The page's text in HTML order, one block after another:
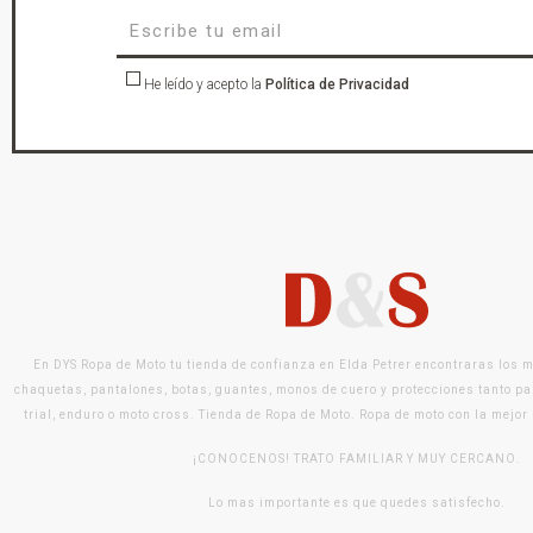
He leído y acepto la Política de Privacidad
En DYS Ropa de Moto tu tienda de confianza en Elda Petrer encontraras los
chaquetas, pantalones, botas, guantes, monos de cuero y protecciones tanto
trial, enduro o moto cross. Tienda de Ropa de Moto. Ropa de moto con la
¡CONOCENOS! TRATO FAMILIAR Y MUY CERCANO.
Lo mas importante es que quedes satisfecho.